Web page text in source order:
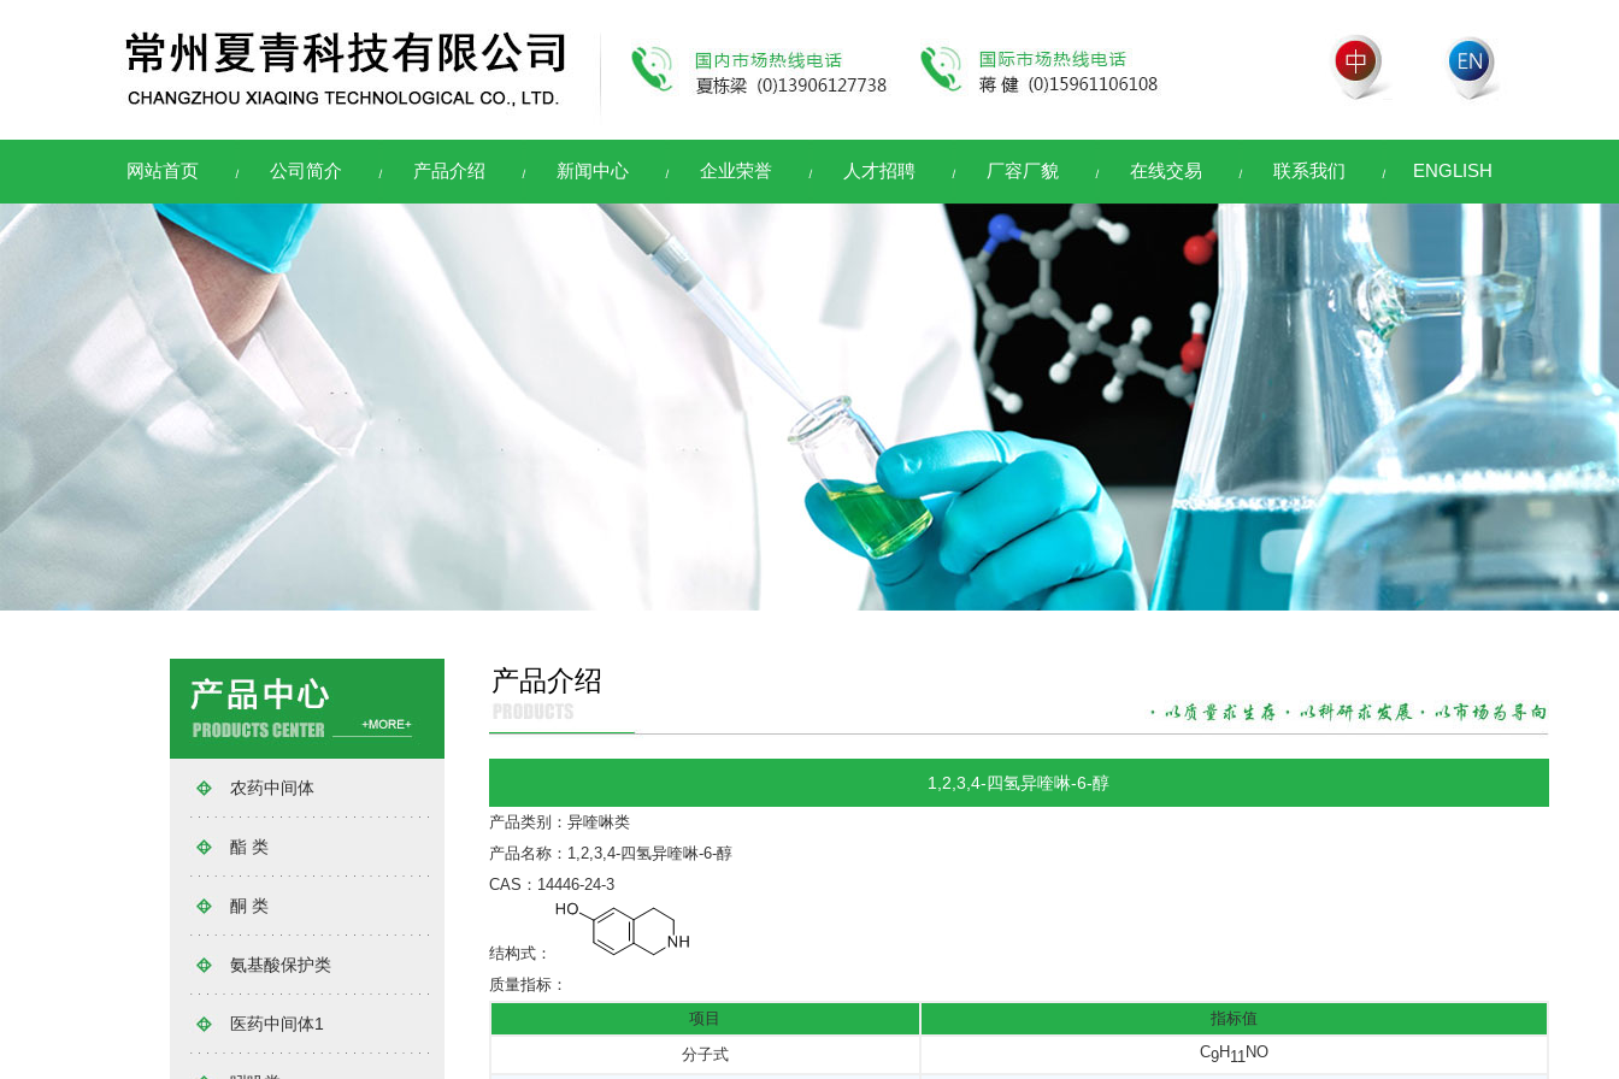
网站首页 公司简介 产品介绍 新闻中心 企业荣誉 人才招聘 厂容厂貌 在线交易 联系我们 ENGLISH
农药中间体
酯 类
酮 类
氨基酸保护类
医药中间体1
产品介绍
1,2,3,4-四氢异喹啉-6-醇
产品类别：异喹啉类
产品名称：1,2,3,4-四氢异喹啉-6-醇
CAS： 14446-24-3
结构式：
质量指标：
项目
指标值
分子式
C9H11 NO